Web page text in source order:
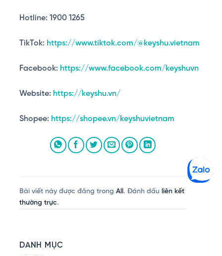
Hotline: 1900 1265
TikTok: https://www.tiktok.com/@keyshu.vietnam
Facebook: https://www.facebook.com/keyshuvn
Website: https://keyshu.vn/
Shopee: https://shopee.vn/keyshuvietnam
Bài viết này được đăng trong All. Đánh dấu liên kết
thường trực.
DANH MỤC